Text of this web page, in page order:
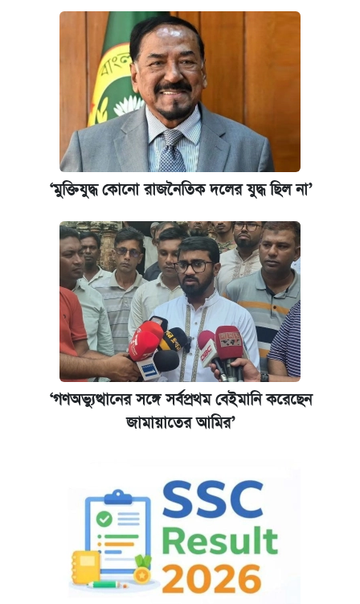
‘মুক্তিযুদ্ধ কোনো রাজনৈতিক দলের যুদ্ধ ছিল না’
‘গণঅভ্যুত্থানের সঙ্গে সর্বপ্রথম বেইমানি করেছেন
জামায়াতের আমির’